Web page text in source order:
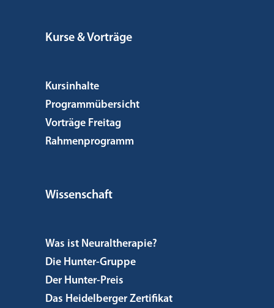
Kurse & Vorträge
Kursinhalte
Programmübersicht
Vorträge Freitag
Rahmenprogramm
Wissenschaft
Was ist Neuraltherapie?
Die Hunter-Gruppe
Der Hunter-Preis
Das Heidelberger Zertifikat